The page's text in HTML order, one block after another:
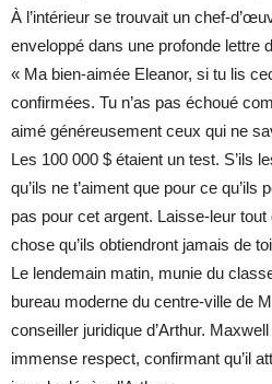
À l’intérieur se trouvait un chef-
enveloppé dans une profonde lettre
« Ma bien-aimée Eleanor, si tu lis
confirmées. Tu n’as pas échoué
aimé généreusement ceux qui ne
Les 100 000 $ étaient un test. S’ils
qu’ils ne t’aiment que pour ce qu’ils
pas pour cet argent. Laisse-leur
chose qu’ils obtiendront jamais de
Le lendemain matin, munie du
bureau moderne du centre-ville de
conseiller juridique d’Arthur.
immense respect, confirmant qu’il